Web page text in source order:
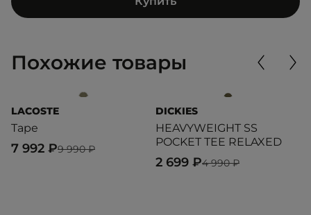
Похожие товары
LACOSTE
Tape
9 990 ₽
7 992 ₽
DICKIES
HEAVYWEIGHT SS
POCKET TEE RELAXED
4 990 ₽
2 699 ₽